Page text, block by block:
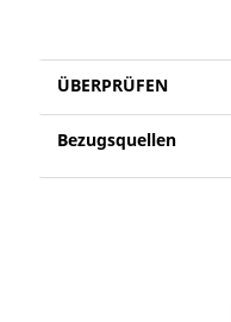
ÜBERPRÜFEN
Bezugsquellen